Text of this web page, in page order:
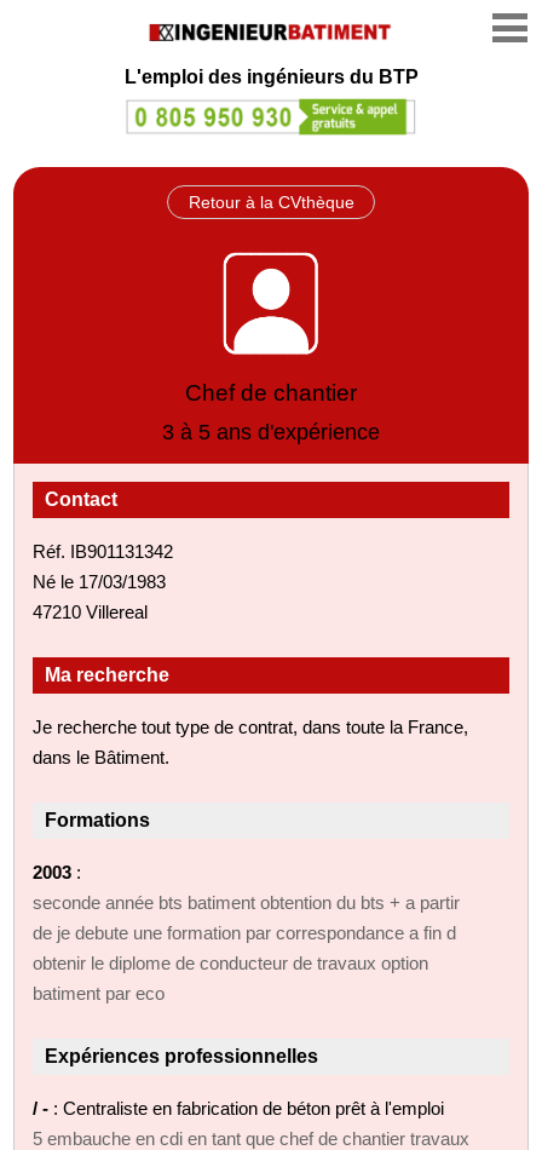
L'emploi des ingénieurs du BTP
Retour à la CVthèque
Chef de chantier
3 à 5 ans d'expérience
Contact
Réf. IB901131342
Né le 17/03/1983
47210 Villereal
Ma recherche
Je recherche tout type de contrat, dans toute la France,
dans le Bâtiment.
Formations
2003 :
seconde année bts batiment obtention du bts + a partir
de je debute une formation par correspondance a fin d
obtenir le diplome de conducteur de travaux option
batiment par eco
Expériences professionnelles
/ - : Centraliste en fabrication de béton prêt à l'emploi
5 embauche en cdi en tant que chef de chantier travaux